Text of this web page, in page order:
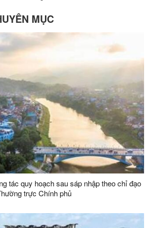
MỤC
tác quy hoạch sau sáp nhập theo chỉ đạo
trực Chính phủ